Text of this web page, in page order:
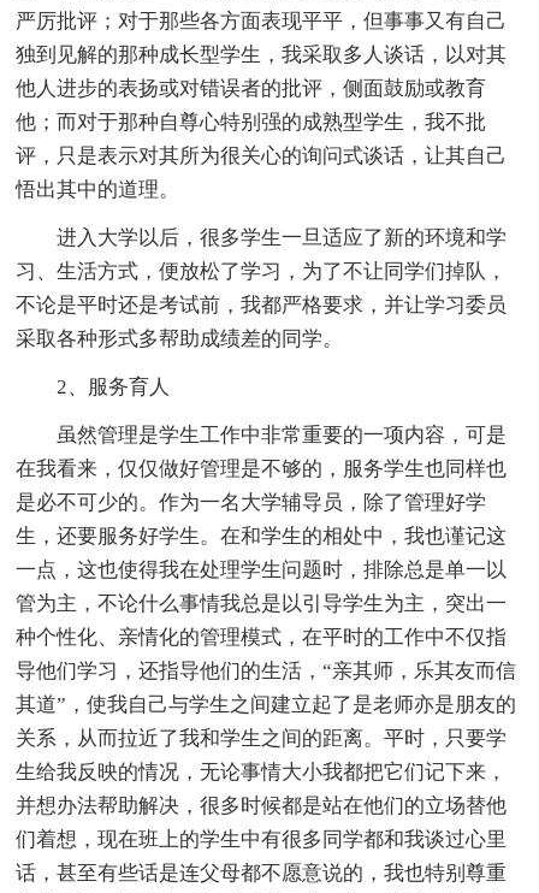
严厉批评；对于那些各方面表现平平，但事事又有自己
独到见解的那种成长型学生，我采取多人谈话，以对其
他人进步的表扬或对错误者的批评，侧面鼓励或教育
他；而对于那种自尊心特别强的成熟型学生，我不批
评，只是表示对其所为很关心的询问式谈话，让其自己
悟出其中的道理。
进入大学以后，很多学生一旦适应了新的环境和学
习、生活方式，便放松了学习，为了不让同学们掉队，
不论是平时还是考试前，我都严格要求，并让学习委员
采取各种形式多帮助成绩差的同学。
2、服务育人
虽然管理是学生工作中非常重要的一项内容，可是
在我看来，仅仅做好管理是不够的，服务学生也同样也
是必不可少的。作为一名大学辅导员，除了管理好学
生，还要服务好学生。在和学生的相处中，我也谨记这
一点，这也使得我在处理学生问题时，排除总是单一以
管为主，不论什么事情我总是以引导学生为主，突出一
种个性化、亲情化的管理模式，在平时的工作中不仅指
导他们学习，还指导他们的生活，“亲其师，乐其友而信
其道”，使我自己与学生之间建立起了是老师亦是朋友的
关系，从而拉近了我和学生之间的距离。平时，只要学
生给我反映的情况，无论事情大小我都把它们记下来，
并想办法帮助解决，很多时候都是站在他们的立场替他
们着想，现在班上的学生中有很多同学都和我谈过心里
话，甚至有些话是连父母都不愿意说的，我也特别尊重